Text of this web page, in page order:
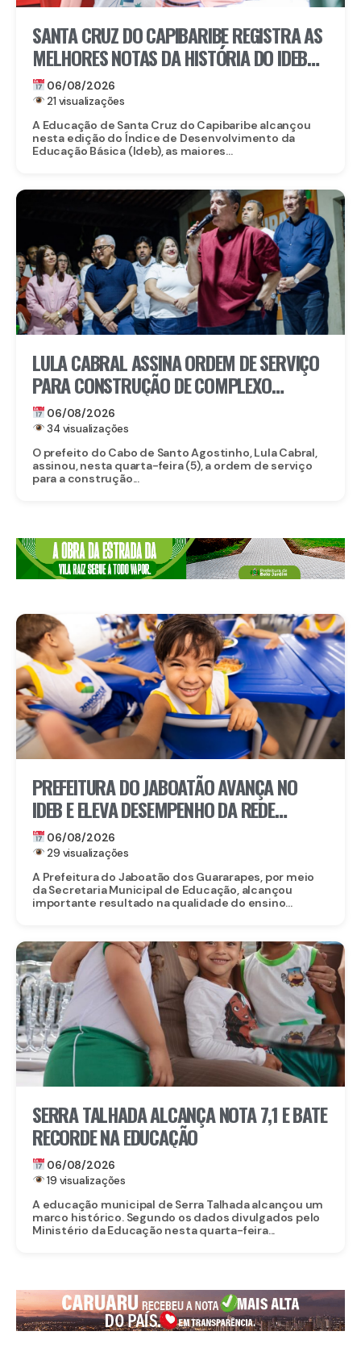
SANTA CRUZ DO CAPIBARIBE REGISTRA AS
MELHORES NOTAS DA HISTÓRIA DO IDEB
NA REDE MUNICIPAL
06/08/2026
21 visualizações
A Educação de Santa Cruz do Capibaribe alcançou
nesta edição do Índice de Desenvolvimento da
Educação Básica (Ideb), as maiores...
LULA CABRAL ASSINA ORDEM DE SERVIÇO
PARA CONSTRUÇÃO DE COMPLEXO
EDUCACIONAL EM SERRARIA
06/08/2026
34 visualizações
O prefeito do Cabo de Santo Agostinho, Lula Cabral,
assinou, nesta quarta-feira (5), a ordem de serviço
para a construção...
PREFEITURA DO JABOATÃO AVANÇA NO
IDEB E ELEVA DESEMPENHO DA REDE
MUNICIPAL DE ENSINO
06/08/2026
29 visualizações
A Prefeitura do Jaboatão dos Guararapes, por meio
da Secretaria Municipal de Educação, alcançou
importante resultado na qualidade do ensino...
SERRA TALHADA ALCANÇA NOTA 7,1 E BATE
RECORDE NA EDUCAÇÃO
06/08/2026
19 visualizações
A educação municipal de Serra Talhada alcançou um
marco histórico. Segundo os dados divulgados pelo
Ministério da Educação nesta quarta-feira...